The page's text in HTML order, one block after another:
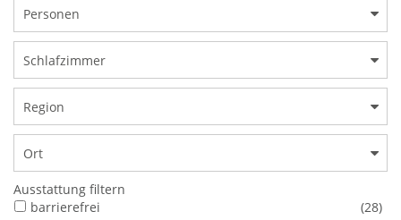
Personen
Schlafzimmer
Region
Ort
Ausstattung filtern
barrierefrei
(28)